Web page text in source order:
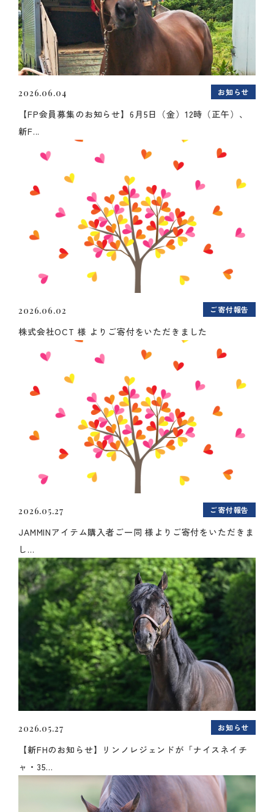
2026.06.04 お知らせ
【FP会員募集のお知らせ】6月5日（金）12時（正午）、
新F...
2026.06.02 ご寄付報告
株式会社OCT 様 よりご寄付をいただきました
2026.05.27 ご寄付報告
JAMMINアイテム購入者ご一同 様よりご寄付をいただきま
し...
2026.05.27 お知らせ
【新FHのお知らせ】リンノレジェンドが「ナイスネイチ
ャ・35...